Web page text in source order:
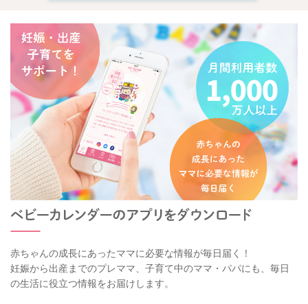
赤ちゃんの成長にあったママに必要な情報が毎日届く！
妊娠から出産までのプレママ、子育て中のママ・パパにも、毎日
の生活に役立つ情報をお届けします。